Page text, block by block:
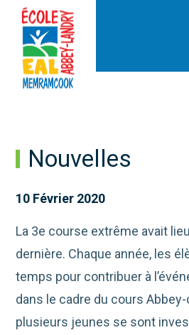
Nouvelles
10 Février 2020
La 3e course extrême avait
dernière. Chaque année, les
temps pour contribuer à
dans le cadre du cours
plusieurs jeunes se sont